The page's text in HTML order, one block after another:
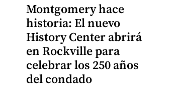
Montgomery hace
historia: El nuevo
History Center abrirá
en Rockville para
celebrar los 250 años
del condado